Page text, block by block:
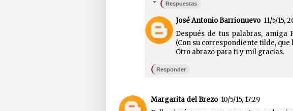
Respuestas
José Antonio Barrionuevo 11/5/15,
Después de tus palabras, amiga
(Con su correspondiente tilde,
Otro abrazo para ti y mil gracias.
Responder
Margarita del Brezo 10/5/15, 17:29